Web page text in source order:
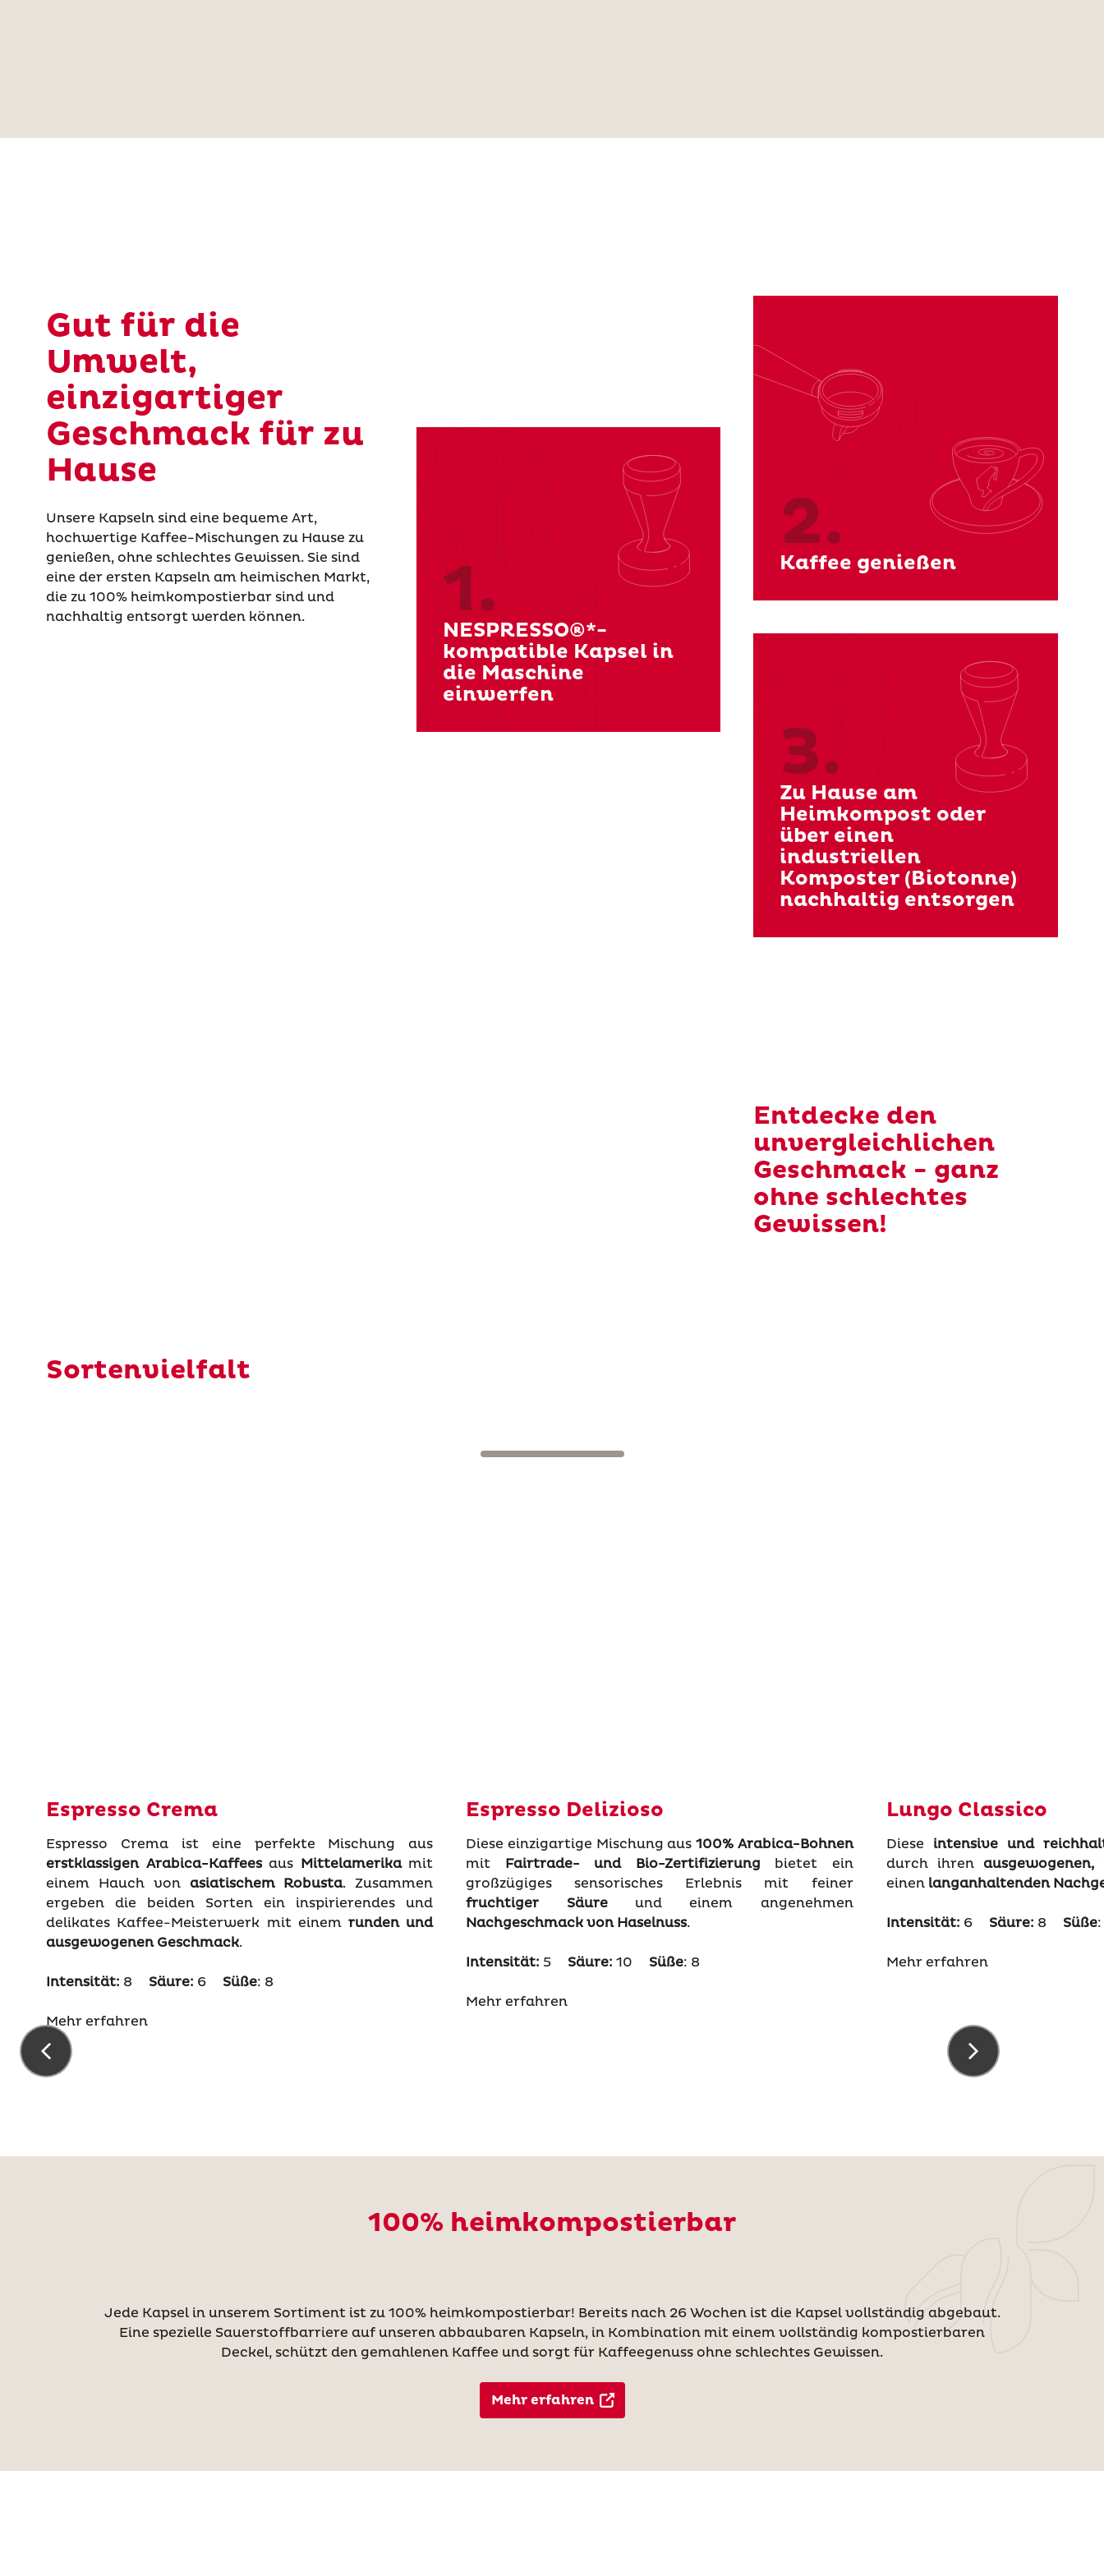
Gut für die
Umwelt,
einzigartiger
Geschmack für zu
Hause
Unsere Kapseln sind eine bequeme Art,
hochwertige Kaffee-Mischungen zu Hause zu
genießen, ohne schlechtes Gewissen. Sie sind
eine der ersten Kapseln am heimischen Markt,
die zu 100% heimkompostierbar sind und
nachhaltig entsorgt werden können.
1.
NESPRESSO®*-
kompatible Kapsel in
die Maschine
einwerfen
2.
Kaffee genießen
3.
Zu Hause am
Heimkompost oder
über einen
industriellen
Komposter (Biotonne)
nachhaltig entsorgen
Entdecke den
unvergleichlichen
Geschmack - ganz
ohne schlechtes
Gewissen!
Sortenvielfalt
Espresso Crema
Espresso Crema ist eine perfekte Mischung aus
erstklassigen Arabica-Kaffeesaus Mittelamerikamit
einem Hauch von asiatischem Robusta. Zusammen
ergeben die beiden Sorten ein inspirierendes und
delikates Kaffee-Meisterwerk mit einemrunden und
ausgewogenen Geschmack.
Intensität: 8 Säure: 6 Süße: 8
Mehr erfahren
Espresso Delizioso
Diese einzigartige Mischung aus 100% Arabica-Bohnen
mit Fairtrade- und Bio-Zertifizierung bietet ein
großzügiges sensorisches Erlebnis mit feiner
fruchtiger Säureund einem angenehmen
Nachgeschmack von Haselnuss.
Intensität: 5 Säure:10 Süße: 8
Mehr erfahren
Lungo Classico
Diese intensive und
durch ihrenausgewogenen,
einen langanhaltenden
Intensität: 6 Säure: 8 Süße:
Mehr erfahren
100% heimkompostierbar
Jede Kapsel in unserem Sortiment ist zu 100% heimkompostierbar! Bereits nach 26 Wochen ist die Kapsel vollständig abgebaut.
Eine spezielle Sauerstoffbarriere auf unseren abbaubaren Kapseln, in Kombination mit einem vollständig kompostierbaren
Deckel, schützt den gemahlenen Kaffee und sorgt für Kaffeegenuss ohne schlechtes Gewissen.
Mehr erfahren